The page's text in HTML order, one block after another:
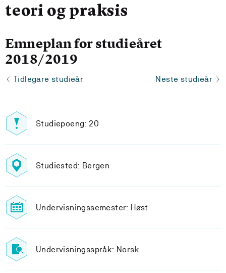
teori og praksis
Emneplan for studieåret
2018/2019
Tidlegare studieår Neste studieår
Studiepoeng: 20
Studiested: Bergen
Undervisningssemester: Høst
Undervisningsspråk: Norsk